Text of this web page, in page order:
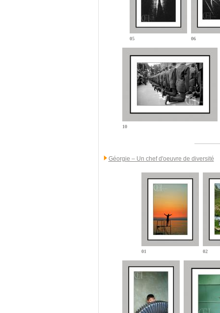
05 06
10
Géorgie – Un chef d'oeuvre de diversité
01 02